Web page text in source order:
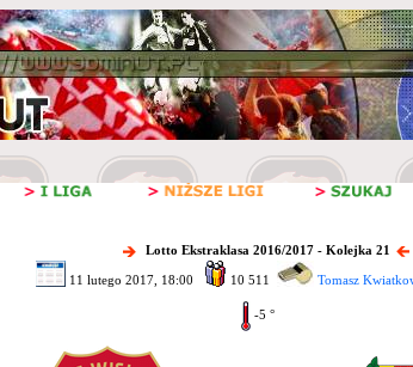
Lotto Ekstraklasa 2016/2017 - Kolejka 21
11 lutego 2017, 18:00 10 511 Tomasz
-5 °